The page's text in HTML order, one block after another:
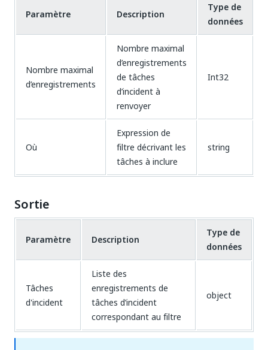
Paramètre Description
Type de
données
Nombre maximal
d’enregistrements
Nombre maximal
d’enregistrements
de tâches
d’incident à
renvoyer
Int32
Où
Expression de
filtre décrivant les
tâches à inclure
string
Sortie
Paramètre Description
Type de
données
Tâches
d'incident
Liste des
enregistrements de
tâches d’incident
correspondant au filtre
object